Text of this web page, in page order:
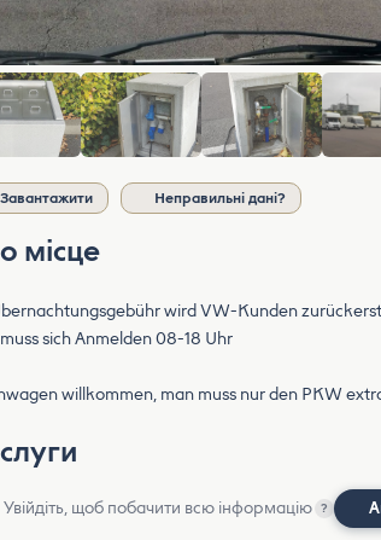
Завантажити Неправильні дані?
місце
wird VW-Kunden
sich Anmelden 08-18 Uhr
willkommen, man muss nur den PKW
Увійдіть, щоб побачити всю інформацію ?